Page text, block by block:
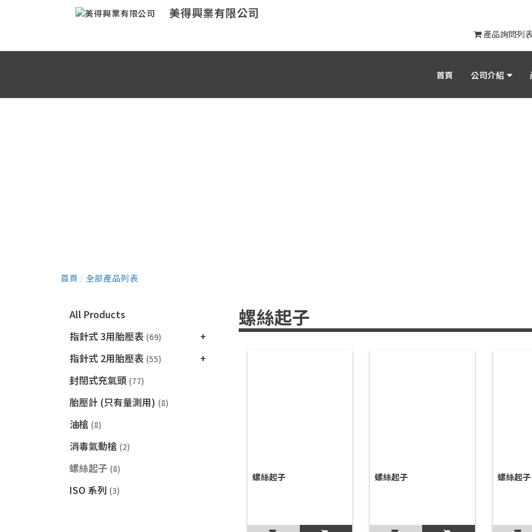
美得興業有限公司
產品詢問列
首頁 公司介紹
首頁 / 全部產品列表
All Products
指針式 3用胎壓表 (69)
指針式 2用胎壓表 (55)
封閉式充氣頭 (77)
胎壓計 (只有量測用) (8)
油槍 (8)
消毒氣動槍 (2)
螺絲起子 (8)
ISO 系列 (3)
螺絲起子
螺絲起子 螺絲起子 螺絲起子